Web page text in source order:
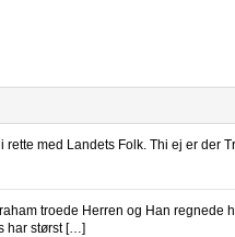
rette med Landets Folk. Thi ej er der
troede Herren og Han regnede
har størst […]